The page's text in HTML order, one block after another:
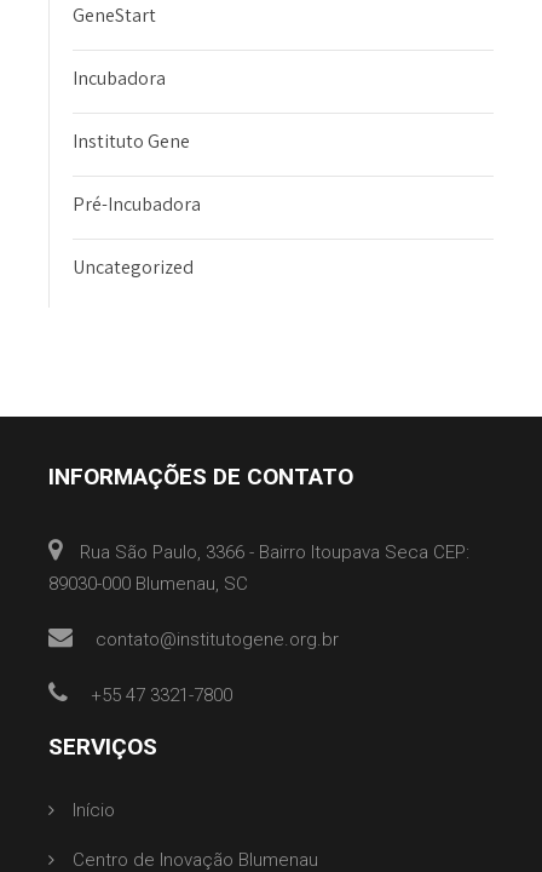
GeneStart
Incubadora
Instituto Gene
Pré-Incubadora
Uncategorized
INFORMAÇÕES DE CONTATO
Rua São Paulo, 3366 - Bairro Itoupava Seca CEP:
89030-000 Blumenau, SC
contato@institutogene.org.br
+55 47 3321-7800
SERVIÇOS
Início
Centro de Inovação Blumenau